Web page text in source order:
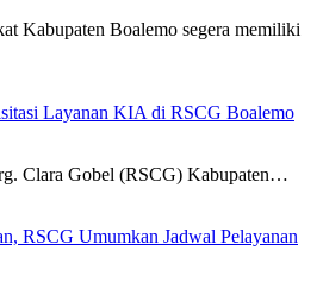
Kabupaten Boalemo segera memiliki
Layanan KIA di RSCG Boalemo
Clara Gobel (RSCG) Kabupaten…
RSCG Umumkan Jadwal Pelayanan